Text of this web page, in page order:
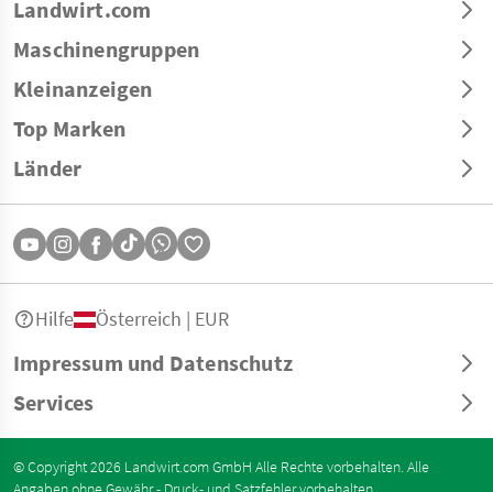
Landwirt.com
Maschinengruppen
Kleinanzeigen
Top Marken
Länder
Impressum und Datenschutz
Services
Hilfe Österreich | EUR
© Copyright 2026 Landwirt.com GmbH Alle Rechte vorbehalten. Alle